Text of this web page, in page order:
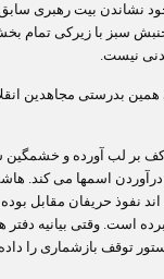
و سرجای خود نشاندن بیت
جنبش سبز با زیرکی
نیست.
بدرستی مجاهدین
لب آورده و خشمگین
اسمها می کند.
نفوذ حریفان مقابل
است. وقتی بیانیه